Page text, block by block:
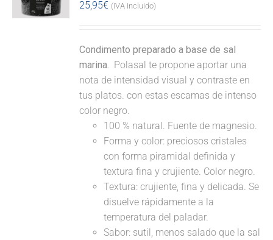
25,95€ (IVA incluido)
Condimento preparado a base de sal
marina. Polasal te propone aportar una
nota de intensidad visual y contraste en
tus platos. con estas escamas de intenso
color negro.
100 % natural. Fuente de magnesio.
Forma y color: preciosos cristales
con forma piramidal definida y
textura fina y crujiente. Color negro.
Textura: crujiente, fina y delicada. Se
disuelve rápidamente a la
temperatura del paladar.
Sabor: sutil, menos salado que la sal